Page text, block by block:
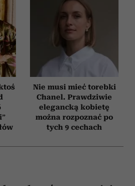
Nie musi mieć torebki
Chanel. Prawdziwie
elegancką kobietę
można rozpoznać po
tych 9 cechach